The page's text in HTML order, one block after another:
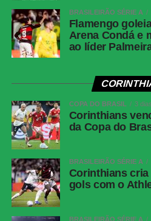
Assistentes
Gizeli Casaril
VAR
Emerson de
Gols
Renê, aos 10
minutos do 2º
minutos do 2º
Vitória
Lucas Arcanjo;
Ramón; Caique
Técnico
Jair Ventura
Athletico-PR
Santos; Gilberto
Gustavo (Zapelli)
BRASILEIRÃO SÉRIE A
Flamengo
Arena Condá e
ao líder
COPA DO BRASIL 3
Corinthians
da Copa do
BRASILEIRÃO SÉRIE A
Corinthians cria
gols com o
BRASILEIRÃO SÉRIE A